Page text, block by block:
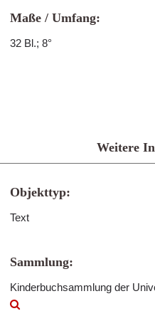
Maße / Umfang:
32 Bl.; 8°
Weitere
Objekttyp:
Text
Sammlung:
Kinderbuchsammlung der